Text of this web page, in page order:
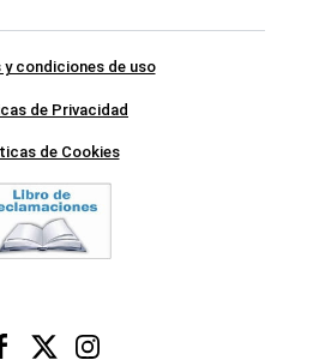
y condiciones de uso
de Privacidad
de Cookies